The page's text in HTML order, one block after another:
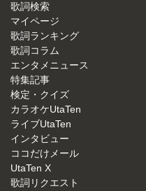
歌詞検索
マイページ
歌詞ランキング
歌詞コラム
エンタメニュース
特集記事
検定・クイズ
カラオケUtaTen
ライブUtaTen
インタビュー
ココだけメール
UtaTen X
歌詞リクエスト